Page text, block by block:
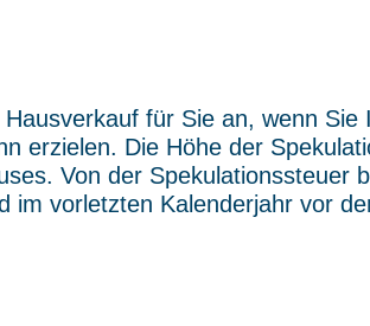
für Sie an, wenn
erzielen. Die Höhe der
Von der Spekulationssteuer
im vorletzten Kalenderjahr vor